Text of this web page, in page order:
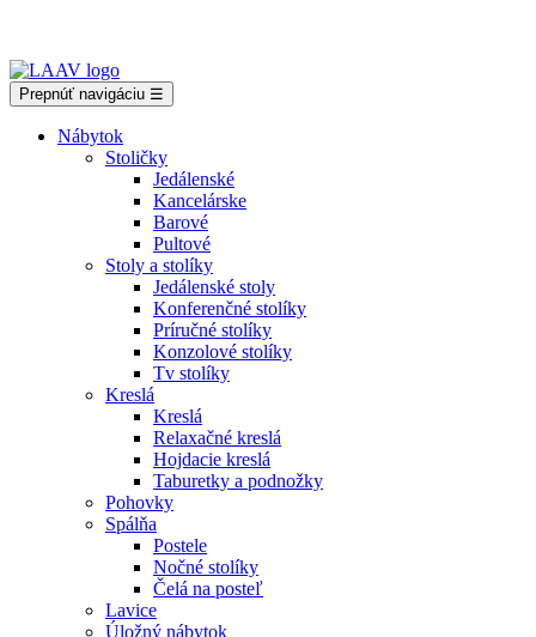
Prepnúť navigáciu ☰
Nábytok
Stoličky
Jedálenské
Kancelárske
Barové
Pultové
Stoly a stolíky
Jedálenské stoly
Konferenčné stolíky
Príručné stolíky
Konzolové stolíky
Tv stolíky
Kreslá
Kreslá
Relaxačné kreslá
Hojdacie kreslá
Taburetky a podnožky
Pohovky
Spálňa
Postele
Nočné stolíky
Čelá na posteľ
Lavice
Úložný nábytok